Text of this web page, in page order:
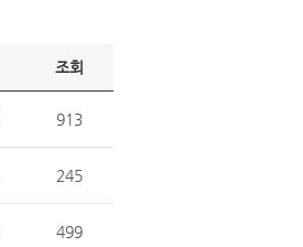
조회
913
245
499